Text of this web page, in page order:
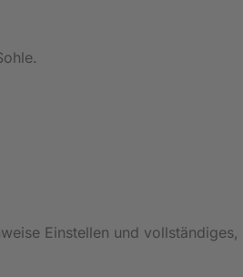
Einstellen und